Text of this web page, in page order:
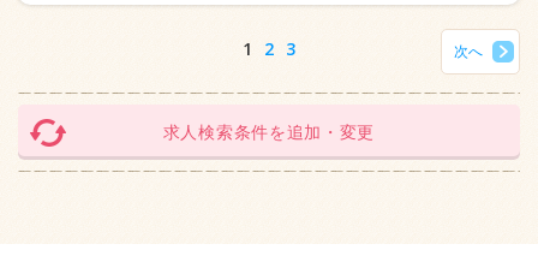
1 2 3 次へ
求人検索条件を追加・変更